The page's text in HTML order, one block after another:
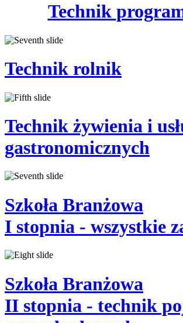
Technik
Technik rolnik
Technik żywienia i
gastronomicznych
Szkoła Branżowa
I stopnia - wszystkie
Szkoła Branżowa
II stopnia - technik